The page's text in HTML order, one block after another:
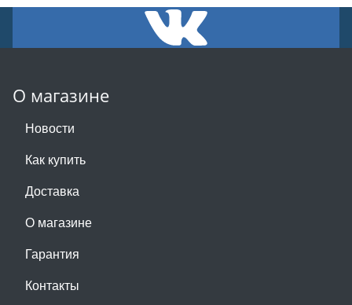
О магазине
Новости
Как купить
Доставка
О магазине
Гарантия
Контакты